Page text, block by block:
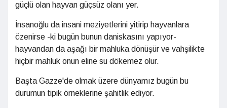
güçlü olan hayvan güçsüz olanı yer.
İnsanoğlu da insani meziyetlerini yitirip hayvanlara
özenirse -ki bugün bunun daniskasını yapıyor-
hayvandan da aşağı bir mahluka dönüşür ve vahşilikte
hiçbir mahluk onun eline su dökemez olur.
Başta Gazze'de olmak üzere dünyamız bugün bu
durumun tipik örneklerine şahitlik ediyor.